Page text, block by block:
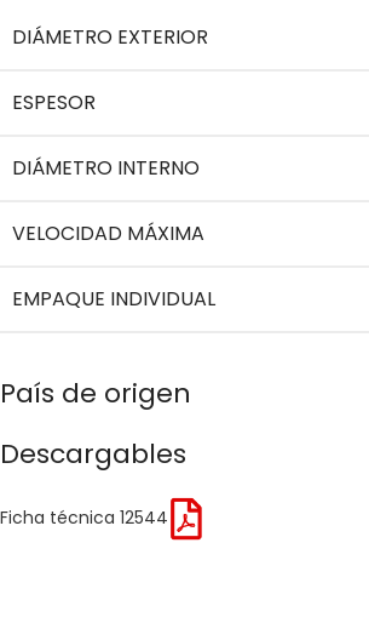
DIÁMETRO EXTERIOR
ESPESOR
DIÁMETRO INTERNO
VELOCIDAD MÁXIMA
EMPAQUE INDIVIDUAL
País de origen
Descargables
Ficha técnica 12544